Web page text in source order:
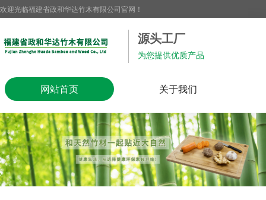
欢迎光临福建省政和华达竹木有限公司官网！
源头工厂
为您提供优质产品
网站首页 关于我们